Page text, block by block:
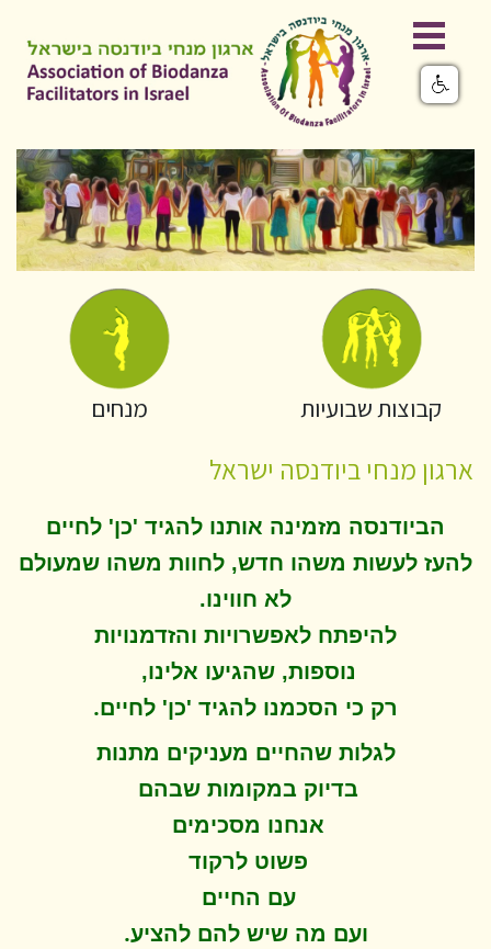
קבוצות שבועיות מנחים
ארגון מנחי ביודנסה ישראל
הביודנסה מזמינה אותנו להגיד 'כן' לחיים
להעז לעשות משהו חדש, לחוות משהו שמעולם
לא חווינו.
להיפתח לאפשרויות והזדמנויות
נוספות, שהגיעו אלינו,
רק כי הסכמנו להגיד 'כן' לחיים.
לגלות שהחיים מעניקים מתנות
בדיוק במקומות שבהם
אנחנו מסכימים
פשוט לרקוד
עם החיים
ועם מה שיש להם להציע.